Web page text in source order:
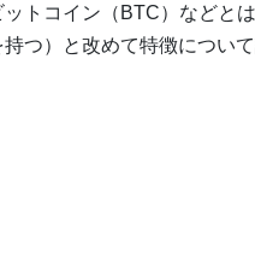
トコイン（BTC）などと
つ）と改めて特徴について